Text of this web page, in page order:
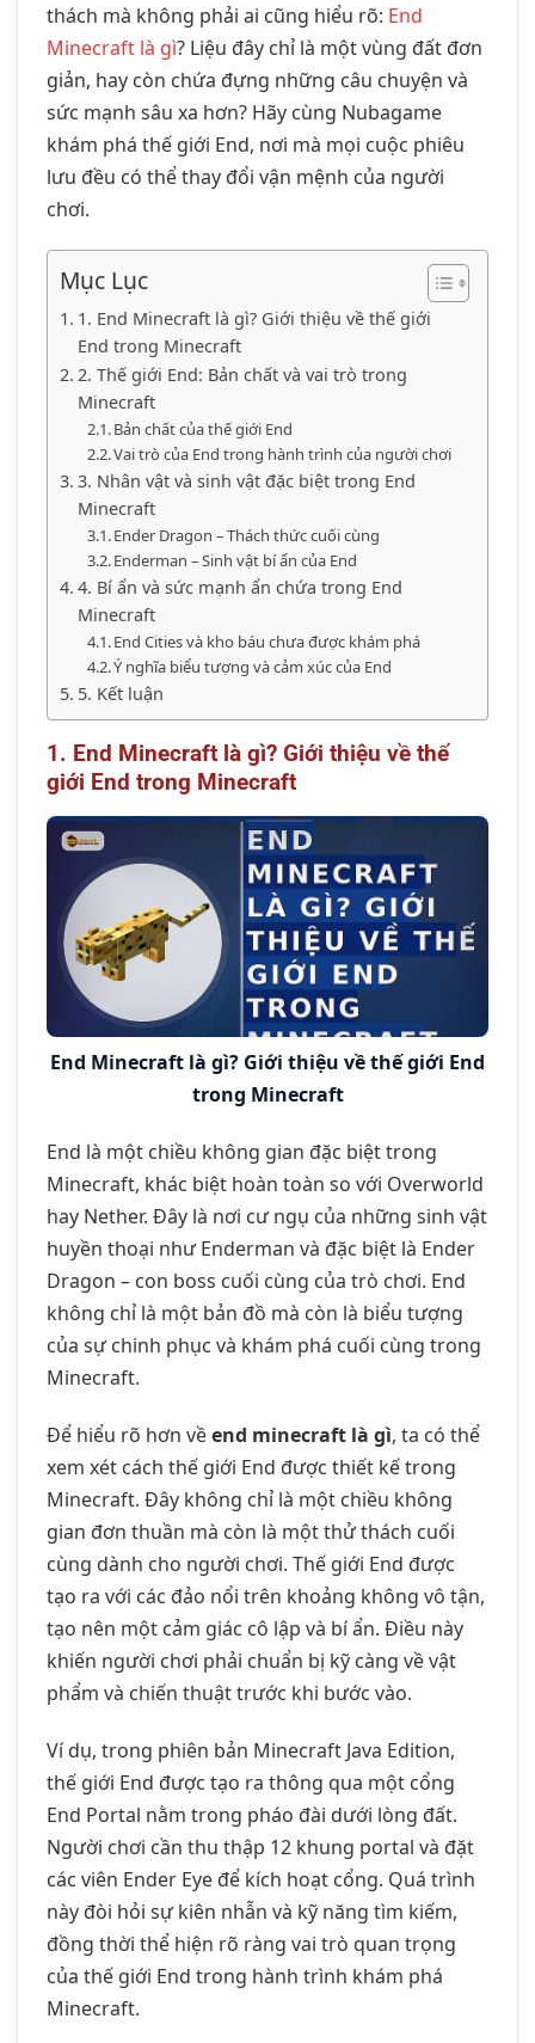
thách mà không phải ai cũng hiểu rõ: End
Minecraft là gì? Liệu đây chỉ là một vùng đất đơn
giản, hay còn chứa đựng những câu chuyện và
sức mạnh sâu xa hơn? Hãy cùng Nubagame
khám phá thế giới End, nơi mà mọi cuộc phiêu
lưu đều có thể thay đổi vận mệnh của người
chơi.
Mục Lục
1. End Minecraft là gì? Giới thiệu về thế giới
End trong Minecraft
2. Thế giới End: Bản chất và vai trò trong
Minecraft
Bản chất của thế giới End
Vai trò của End trong hành trình của người chơi
3. Nhân vật và sinh vật đặc biệt trong End
Minecraft
Ender Dragon – Thách thức cuối cùng
Enderman – Sinh vật bí ẩn của End
4. Bí ẩn và sức mạnh ẩn chứa trong End
Minecraft
End Cities và kho báu chưa được khám phá
Ý nghĩa biểu tượng và cảm xúc của End
5. Kết luận
1. End Minecraft là gì? Giới thiệu về thế
giới End trong Minecraft
End Minecraft là gì? Giới thiệu về thế giới End
trong Minecraft
End là một chiều không gian đặc biệt trong
Minecraft, khác biệt hoàn toàn so với Overworld
hay Nether. Đây là nơi cư ngụ của những sinh vật
huyền thoại như Enderman và đặc biệt là Ender
Dragon – con boss cuối cùng của trò chơi. End
không chỉ là một bản đồ mà còn là biểu tượng
của sự chinh phục và khám phá cuối cùng trong
Minecraft.
Để hiểu rõ hơn vềend minecraft là gì, ta có thể
xem xét cách thế giới End được thiết kế trong
Minecraft. Đây không chỉ là một chiều không
gian đơn thuần mà còn là một thử thách cuối
cùng dành cho người chơi. Thế giới End được
tạo ra với các đảo nổi trên khoảng không vô tận,
tạo nên một cảm giác cô lập và bí ẩn. Điều này
khiến người chơi phải chuẩn bị kỹ càng về vật
phẩm và chiến thuật trước khi bước vào.
Ví dụ, trong phiên bản Minecraft Java Edition,
thế giới End được tạo ra thông qua một cổng
End Portal nằm trong pháo đài dưới lòng đất.
Người chơi cần thu thập 12 khung portal và đặt
các viên Ender Eye để kích hoạt cổng. Quá trình
này đòi hỏi sự kiên nhẫn và kỹ năng tìm kiếm,
đồng thời thể hiện rõ ràng vai trò quan trọng
của thế giới End trong hành trình khám phá
Minecraft.